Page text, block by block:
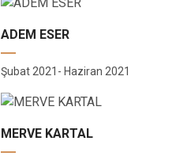
ADEM ESER
Şubat 2021- Haziran 2021
MERVE KARTAL